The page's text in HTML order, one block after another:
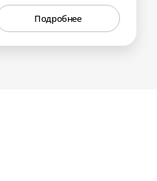
Подробнее